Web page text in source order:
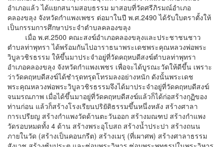
อำเภอแล้ว ได้แยกสนามสอบธรรม มาสอบที่วัดศรีภิรมณ์อำเภอ
คลองขลุง จังหวัดกำแพงเพชร ต่อมาในปี พ.ศ.2490 ได้รับใบตราตั้งให้
เป็นกรรมการศึกษาประจำตำบลคลองขลุง
เมื่อ พ.ศ.2500 คณะสงฆ์อำเภอคลองขลุงและประชาชนชาว
ตำบลท่าพุทรา ได้พร้อมกันไปอาราธนาพระเดชพระคุณหลวงพ่อพระ
วิบูลวชิรธรรม ให้ขึ้นมาประจำอยู่ที่วัดคฤหบดีสงฆ์ตำบลท่าพุทรา
อำเภอคลองขลุง จังหวัดกำแพงเพชร เพื่อจะได้บูรณะวัดให้ดีขึ้น เพราะ
ว่าวัดคฤหบดีสงฆ์ได้ชำรุดทรุดโทรมลงอย่างหนัก ดังนั้นพระเดช
พระคุณหลวงพ่อพระวิบูลวชิรธรรมจึงได้มาประจำอยู่ที่วัดคฤหบดีสงฆ์
จนมรณภาพ เมื่อได้ขึ้นมาอยู่ที่วัดคฤหบดีสงฆ์แล้วก็ได้ก่อสร้างกุฏิของ
ท่านก่อน แล้วก็สร้างโรงเรียนปริยัติธรรมขึ้นหนึ่งหลัง สร้างศาลา
การเปรียญ สร้างกำแพงวัดด้านตะวันออก สร้างมณฑป สร้างกำแพง
วัดรอบหมดทั้ง 4 ด้าน สร้างพระอุโบสถ สร้างน้ำประปา สร้างถนน
ภายในวัด (สร้างเป็นคอนกรีต) สร้างเมรุ (ที่เผาศพ) สร้างศาลาธรรม